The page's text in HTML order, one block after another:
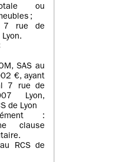
ou
;
7 rue de
SAS au
€, ayant
7 rue de
Lyon,
de Lyon
:
clause
RCS de